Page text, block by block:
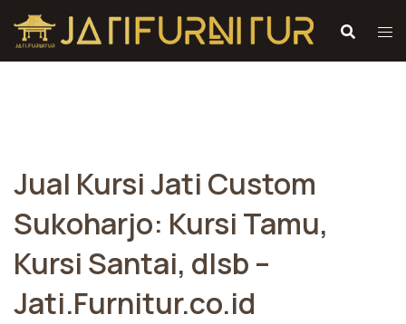
Skip
content
Jual Kursi Jati Custom
Sukoharjo: Kursi Tamu,
Kursi Santai, dlsb –
Jati.Furnitur.co.id